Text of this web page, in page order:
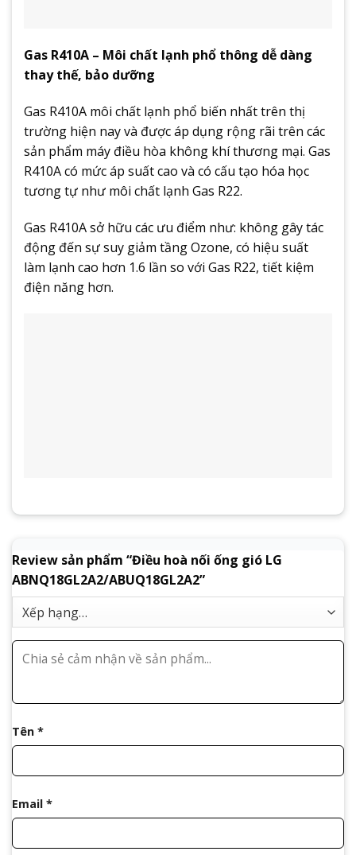
Gas R410A – Môi chất lạnh phổ thông dễ dàng
thay thế, bảo dưỡng
Gas R410A môi chất lạnh phổ biến nhất trên thị
trường hiện nay và được áp dụng rộng rãi trên các
sản phẩm máy điều hòa không khí thương mại. Gas
R410A có mức áp suất cao và có cấu tạo hóa học
tương tự như môi chất lạnh Gas R22.
Gas R410A sở hữu các ưu điểm như: không gây tác
động đến sự suy giảm tầng Ozone, có hiệu suất
làm lạnh cao hơn 1.6 lần so với Gas R22, tiết kiệm
điện năng hơn.
Review sản phẩm “Điều hoà nối ống gió LG
ABNQ18GL2A2/ABUQ18GL2A2”
Tên *
Email *